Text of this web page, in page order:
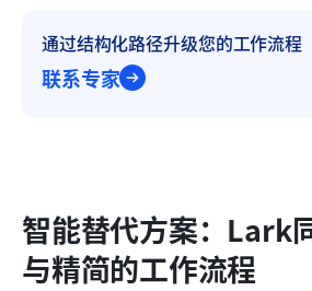
通过结构化路径升级您的工作流程
联系专家
智能替代方案：Lark
与精简的工作流程